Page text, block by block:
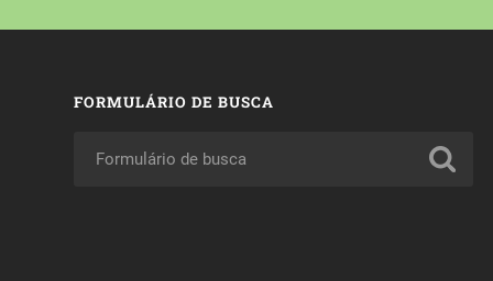
FORMULÁRIO DE BUSCA